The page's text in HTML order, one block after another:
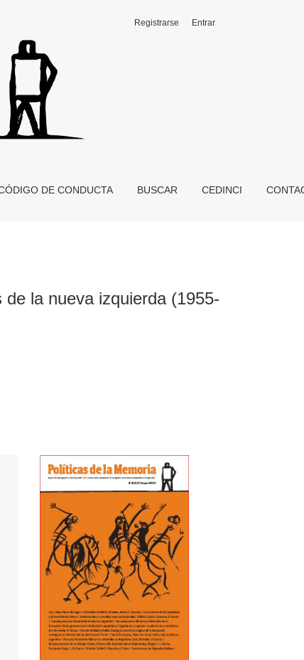
Aires, Prometeo, 2010
DE CONDUCTA BUSCAR CEDINCI
Registrarse Entrar
la nueva izquierda (1955-